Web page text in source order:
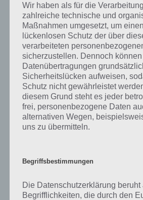
können wir stets die aktuellen Antworten
und Sachverhalte in der App geben. Da die
immer mal wieder verändern.
Darum geht es bei 94%
Was ist 94%? In der App 94% musst du auf
einer Aussage die Antworten herausfinden,
am häufigsten genannt worden sind. Nur
Level freischalten. Zusammenaddiert
Prozent, wovon die App ihren Namen hat.
erfolgreichsten Spiele Apps in diesem Genre
und iTunes App Store.
Wir haben als für die
zahlreiche technische und
Maßnahmen umgesetzt, um
lückenlosen Schutz der über
verarbeiteten
sicherzustellen. Dennoch
Datenübertragungen
Sicherheitslücken aufweisen,
Schutz nicht gewährleistet
diesem Grund steht es jeder
frei, personenbezogene Daten
alternativen Wegen,
uns zu übermitteln.
Begriffsbestimmungen
Die Datenschutzerklärung beruht
Begrifflichkeiten, die durch den